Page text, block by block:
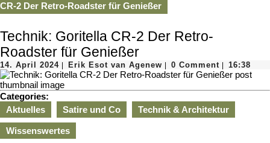
CR-2 Der Retro-Roadster für Genießer
Technik: Goritella CR-2 Der Retro-
Roadster für Genießer
14. April 202414.
April
2024
Erik Esot van AgenewErik
Esot
Agenew
0 Comment 16:38
Categories:
Aktuelles
Satire und Co Technik & Architektur
Wissenswertes